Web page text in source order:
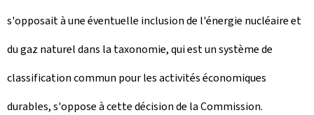
s'opposait à une éventuelle inclusion de l'énergie nucléaire et
du gaz naturel dans la taxonomie, qui est un système de
classification commun pour les activités économiques
durables, s'oppose à cette décision de la Commission.